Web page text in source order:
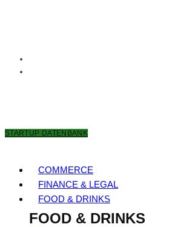
STARTUP DATENBANK
COMMERCE
FINANCE & LEGAL
FOOD & DRINKS
FOOD & DRINKS